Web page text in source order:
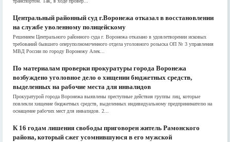
Центральный районный суд г.Воронежа отказал в восстановлении
на службе уволенному полицейскому
Решением Центрального районного суда г. Воронежа отказано в удовлетворении исковых
требований бывшего оперуполномоченного отдела уголовного розыска ОП № 3 управления
МВД России по городу Воронежу Алек...
По материалам проверки прокуратуры города Воронежа
возбуждено уголовное дело о хищении бюджетных средств,
выделенных на рабочие места для инвалидов
Прокуратурой города Воронежа выявлены преступные действия группы лиц, которые
повлекли хищение бюджетных средств, выделенных индивидуальному предпринимателю на
оснащение рабочих мест для инвалидов. 2...
К 16 годам лишения свободы приговорен житель Рамонского
района, который сжег усомнившуюся в его мужской